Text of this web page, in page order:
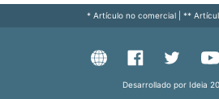
* Artículo no comercial **
Desarrollado por Ideia